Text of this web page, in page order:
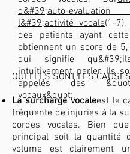
d&#39;auto-
l&#39;activité vocale(1-
des patients ayant
obtiennent un score de
qui signifie
intuitivement parler. Ils
appelés des
vocaux&quot;.
QUELLES SONT LES
La surcharge vocaleest la
fréquente de injuries à la
cordes vocales. Bien
principal soit la quantité
volume est clairement